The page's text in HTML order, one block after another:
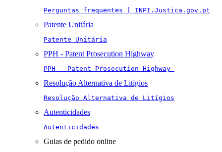
Perguntas frequentes | INPI.Justica.gov.pt
Patente Unitária
Patente Unitária
PPH - Patent Prosecution Highway
PPH - Patent Prosecution Highway
Resolução Alternativa de Litígios
Resolução Alternativa de Litígios
Autenticidades
Autenticidades
Guias de pedido online